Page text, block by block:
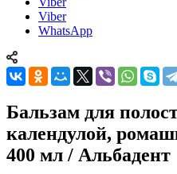
Viber
WhatsApp
Бальзам для
календулой,
400 мл / Альбадент